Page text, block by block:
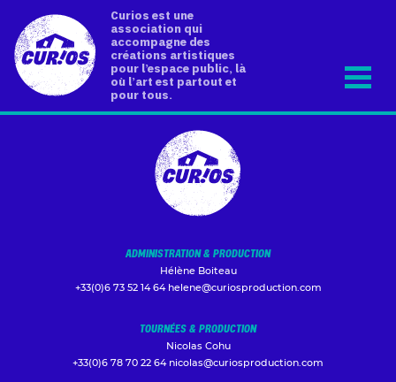
Curios est une
association qui
accompagne des
créations artistiques
pour l’espace public, là
où l’art est partout et
pour tous.
ADMINISTRATION & PRODUCTION
Hélène Boiteau
+33(0)6 73 52 14 64 helene@curiosproduction.com
TOURNÉES & PRODUCTION
Nicolas Cohu
+33(0)6 78 70 22 64 nicolas@curiosproduction.com